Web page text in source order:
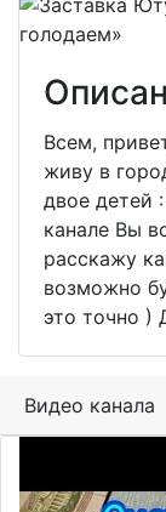
Всем,
живу в
двое детей
канале Вы
расскажу
возможно
это точно )
Видео канала